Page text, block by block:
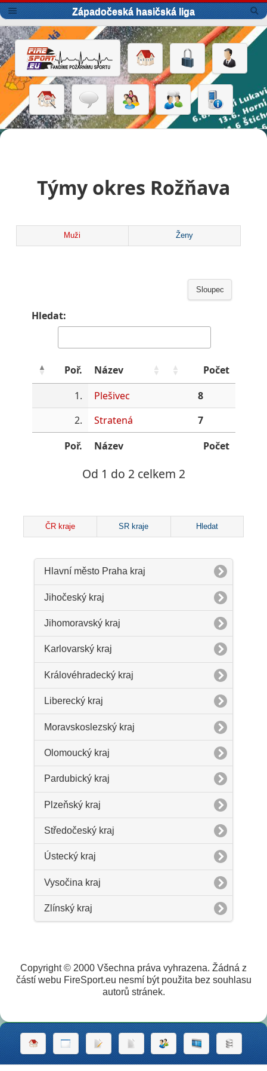
Západočeská hasičská liga
Týmy okres Rožňava
Muži Ženy
Sloupec
Hledat:
Poř. Název
Počet
1.
Plešivec
8
2.
Stratená
7
Poř.
Název Počet
Od 1 do 2 celkem 2
ČR kraje SR kraje Hledat
Hlavní město Praha kraj
Jihočeský kraj
Jihomoravský kraj
Karlovarský kraj
Královéhradecký kraj
Liberecký kraj
Moravskoslezský kraj
Olomoucký kraj
Pardubický kraj
Plzeňský kraj
Středočeský kraj
Ústecký kraj
Vysočina kraj
Zlínský kraj
Copyright © 2000 Všechna práva vyhrazena. Žádná z
částí webu FireSport.eu nesmí být použita bez souhlasu
autorů stránek.